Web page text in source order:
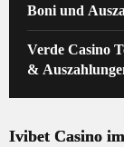
Boni und
Verde Casino
&
Ivibet Casino